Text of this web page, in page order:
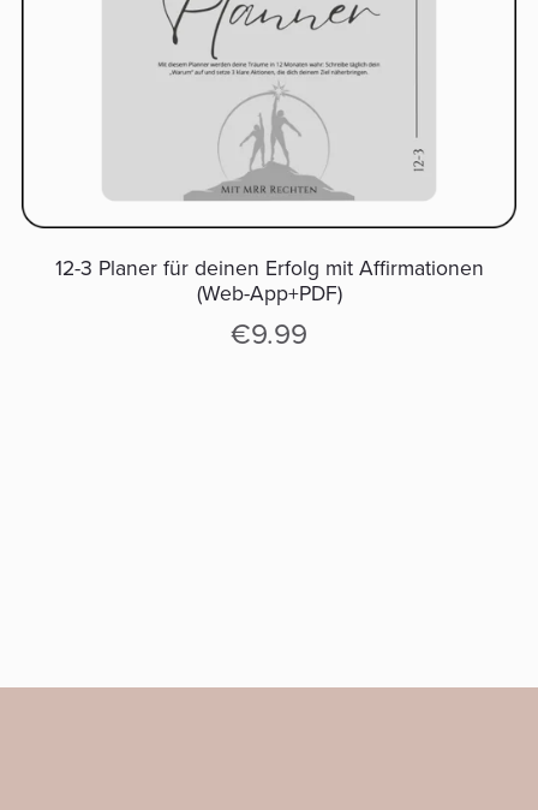
12-3 Planer für deinen Erfolg mit Affirmationen
(Web-App+PDF)
€9.99